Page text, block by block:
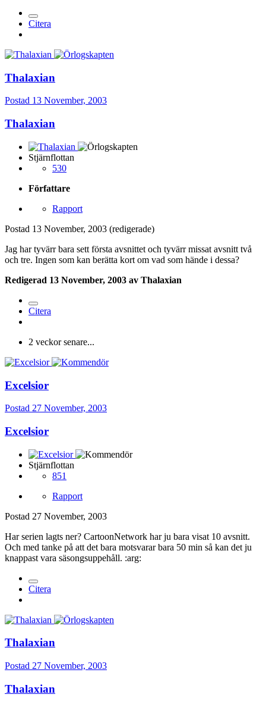
Citera
Thalaxian
Postad 13 November, 2003
Thalaxian
Stjärnflottan
530
Författare
Rapport
Postad 13 November, 2003 (redigerade)
Jag har tyvärr bara sett första avsnittet och tyvärr missat avsnitt två
och tre. Ingen som kan berätta kort om vad som hände i dessa?
Redigerad 13 November, 2003 av Thalaxian
Citera
2 veckor senare...
Excelsior
Postad 27 November, 2003
Excelsior
Stjärnflottan
851
Rapport
Postad 27 November, 2003
Har serien lagts ner? CartoonNetwork har ju bara visat 10 avsnitt.
Och med tanke på att det bara motsvarar bara 50 min så kan det ju
knappast vara säsongsuppehåll. :arg:
Citera
Thalaxian
Postad 27 November, 2003
Thalaxian